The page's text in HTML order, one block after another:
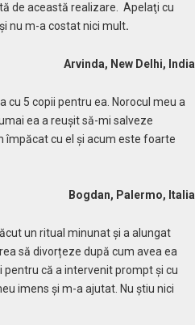
de această realizare. Apelaţi cu
nu m-a costat nici mult.
Delhi, India
5 copii pentru ea. Norocul meu a
ea a reuşit să-mi salveze
împăcat cu el şi acum este foarte
Palermo, Italia
un ritual minunat și a alungat
să divorțeze după cum avea ea
că a intervenit prompt şi cu
imens şi m-a ajutat. Nu ştiu nici